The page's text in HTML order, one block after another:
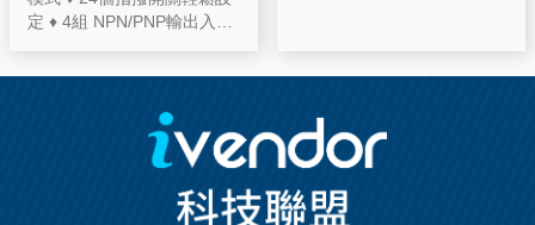
定 ♦ 4組 NPN/PNP輸出入信